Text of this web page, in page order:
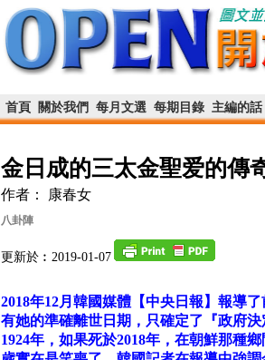
首頁 關於我們 每月文選 每期目錄 主編的話
金日成的三太金聖爱的傳
作者： 康春女
八卦陣
更新於︰2019-01-07
2018年12月韓國媒體【中央日報】報導
有她的準確離世日期，只確定了『政府
1924年，如果死於2018年，在朝鮮那種